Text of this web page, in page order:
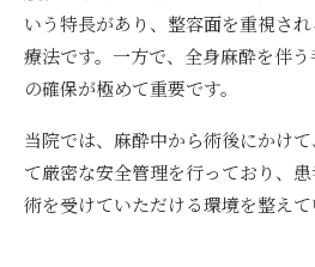
いう特長があり、整容面を重視さ
療法です。一方で、全身麻酔を伴
の確保が極めて重要です。
当院では、麻酔中から術後にかけ
て厳密な安全管理を行っており、
術を受けていただける環境を整えて